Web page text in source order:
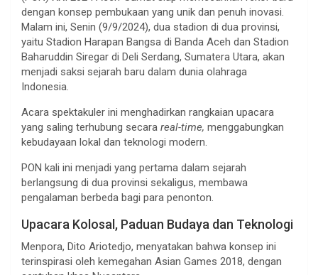
dengan konsep pembukaan yang unik dan penuh inovasi.
Malam ini, Senin (9/9/2024), dua stadion di dua provinsi,
yaitu Stadion Harapan Bangsa di Banda Aceh dan Stadion
Baharuddin Siregar di Deli Serdang, Sumatera Utara, akan
menjadi saksi sejarah baru dalam dunia olahraga
Indonesia.
Acara spektakuler ini menghadirkan rangkaian upacara
yang saling terhubung secara real-time, menggabungkan
kebudayaan lokal dan teknologi modern.
PON kali ini menjadi yang pertama dalam sejarah
berlangsung di dua provinsi sekaligus, membawa
pengalaman berbeda bagi para penonton.
Upacara Kolosal, Paduan Budaya dan Teknologi
Menpora, Dito Ariotedjo, menyatakan bahwa konsep ini
terinspirasi oleh kemegahan Asian Games 2018, dengan